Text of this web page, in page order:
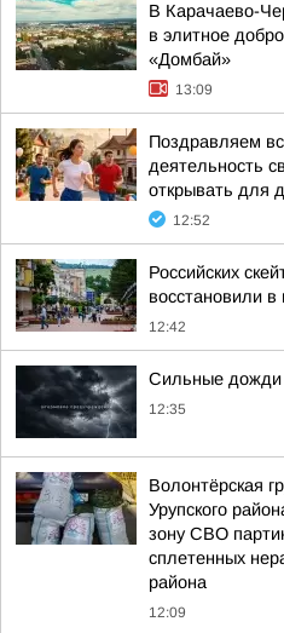
В Карачаево-
в элитное
«Домбай»
13:09
Поздравляем
деятельность
открывать для
12:52
Российских
восстановили
12:42
Сильные дожди
12:35
Волонтёрская
Урупского
зону СВО
сплетенных
района
12:09